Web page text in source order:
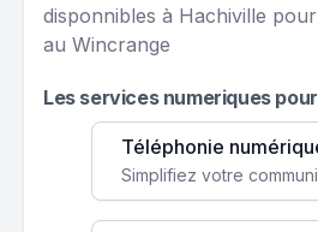
disponnibles à Hachiville
au Wincrange
Les services numeriques
Téléphonie